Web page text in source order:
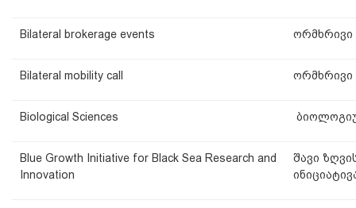
Bilateral brokerage events ორმხრივი
Bilateral mobility call ორმხრივი
Biological Sciences
Blue Growth Initiative for Black Sea Research and
Innovation
შავი